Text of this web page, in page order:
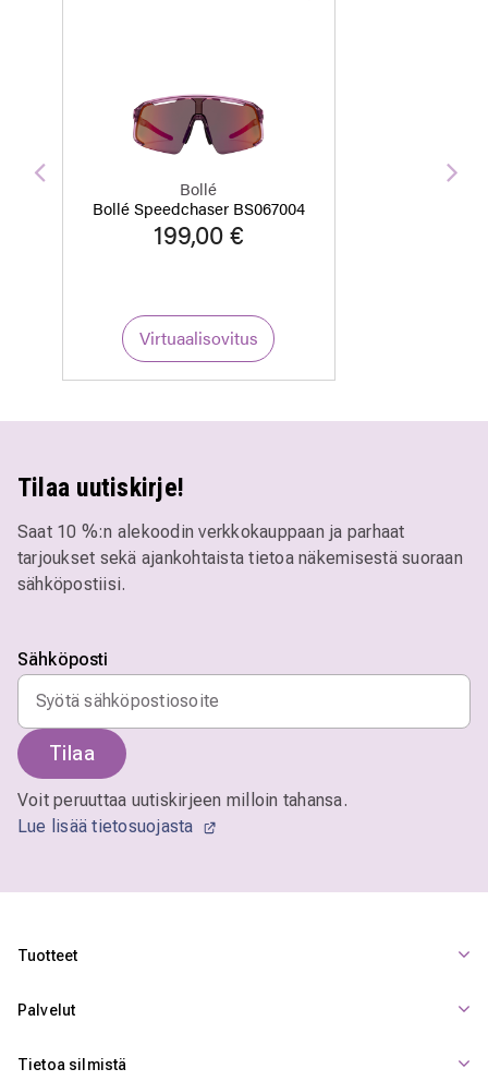
Bollé
Bollé Speedchaser BS067004
199,00 €
Virtuaalisovitus
Edellinen
Tilaa uutiskirje!
Saat 10 %:n alekoodin verkkokauppaan ja parhaat
tarjoukset sekä ajankohtaista tietoa näkemisestä suoraan
sähköpostiisi.
Sähköposti
Tilaa
Voit peruuttaa uutiskirjeen milloin tahansa.
Lue lisää tietosuojasta
Tuotteet
Palvelut
Tietoa silmistä